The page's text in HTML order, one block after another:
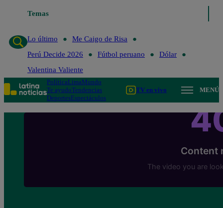
Temas
Lo último
Me Caigo de Risa
Perú Decide 2026
Fútbol peruano
Dólar
Valentina Valiente
PolíticaLimaMundo
Te ayudoTendencias
DeportesEspectáculos
TV en vivo MENÚ